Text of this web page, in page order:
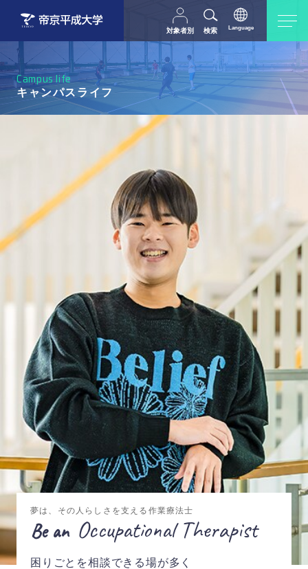
対象者別
受験生の方 在学生・教職員の方
父母等の方
検索 Language
日本語 English
Campus life
キャンパスライフ
夢は、その人らしさを支える作業療法士
Be an Occupational Therapist
困りごとを相談できる場が多く